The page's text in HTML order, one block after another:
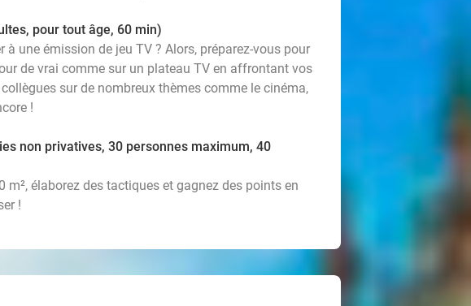
pour tout âge, 60 min)
une émission de jeu TV ? Alors, préparez-vous pour
de vrai comme sur un plateau TV en affrontant vos
sur de nombreux thèmes comme le cinéma,
!
non privatives, 30 personnes maximum, 40
élaborez des tactiques et gagnez des points en
!